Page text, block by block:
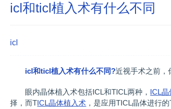
icl和ticl植入术有什么不同
icl
icl和ticl植入术有什么不同?近视手术之前，
眼内晶体植入术包括ICL和TICL两种， ICL
择，而TICL晶体植入术 ，是应用TICL晶体进行